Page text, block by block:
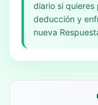
diario si
deducción y
nueva